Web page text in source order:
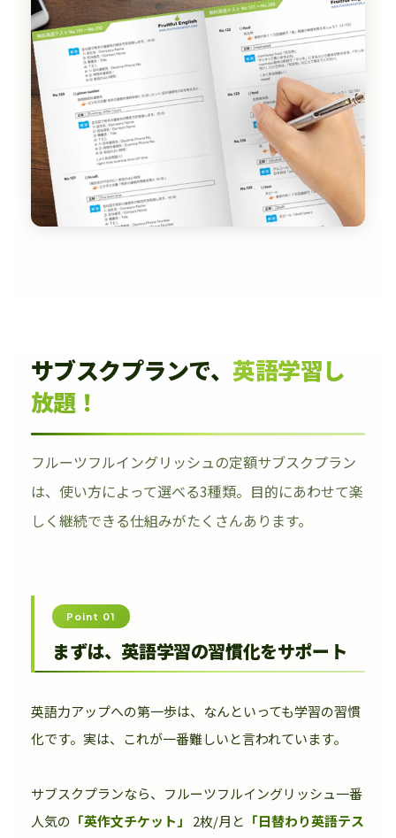
サブスクプランで、 英語学習し
放題！
フルーツフルイングリッシュの定額サブスクプラン
は、使い方によって選べる3種類。目的にあわせて楽
しく継続できる仕組みがたくさんあります。
Point 01
まずは、英語学習の習慣化をサポート
英語力アップへの第一歩は、なんといっても学習の習慣
化です。実は、これが一番難しいと言われています。
サブスクプランなら、フルーツフルイングリッシュ一番
人気の 「英作文チケット」 2枚/月と 「日替わり英語テス